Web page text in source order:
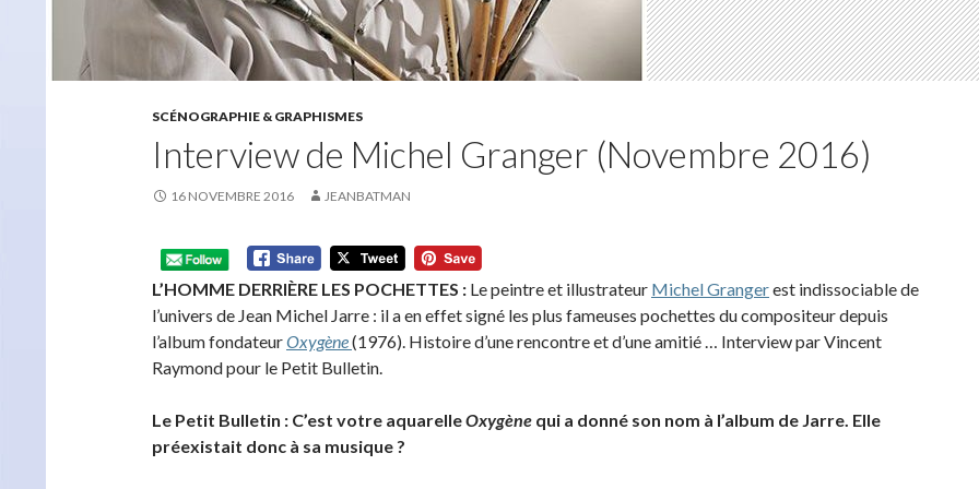
SCÉNOGRAPHIE & GRAPHISMES
Interview de Michel Granger (Novembre 2016)
16 NOVEMBRE 2016 JEANBATMAN
L’HOMME DERRIÈRE LES POCHETTES : Le peintre et illustrateur Michel Grangerest indissociable de
l’univers de Jean Michel Jarre : il a en effet signé les plus fameuses pochettes du compositeur depuis
l’album fondateurOxygène(1976). Histoire d’une rencontre et d’une amitié … Interview par Vincent
Raymond pour le Petit Bulletin.
Le Petit Bulletin : C’est votre aquarelleOxygène qui a donné son nom à l’album de Jarre. Elle
préexistait donc à sa musique ?